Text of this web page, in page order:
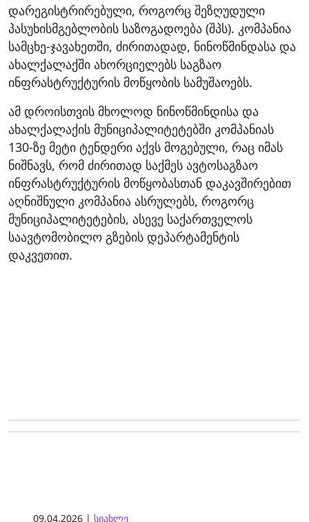
დარეგისტრირებული, როგორც შეზღუდული
პასუხისმგებლობის საზოგადოება (შპს). კომპანია
სამცხე-ჯავახეთში, ძირითადად, ნინოწმინდასა და
ახალქალაქში ახორციელებს საგზაო
ინფრასტრუქტურის მოწყობის სამუშაოებს.
ამ დროისთვის მხოლოდ ნინოწმინდისა და
ახალქალაქის მუნიციპალიტეტებში კომპანიას
130-ზე მეტი ტენდერი აქვს მოგებული, რაც იმას
ნიშნავს, რომ ძირითად საქმეს ავტოსაგზაო
ინფრასტრუქტურის მოწყობასთან დაკავშირებით
აღნიშნული კომპანია ასრულებს, როგორც
მუნიციპალიტეტების, ასევე საქართველოს
საავტომობილო გზების დეპარტამენტის
დაკვეთით.
09.04.2026 | სიახლე